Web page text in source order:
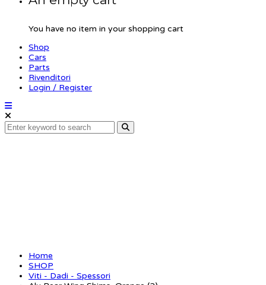
You have no item in your shopping cart
Shop
Cars
Parts
Rivenditori
Login / Register
Home
SHOP
Viti - Dadi - Spessori